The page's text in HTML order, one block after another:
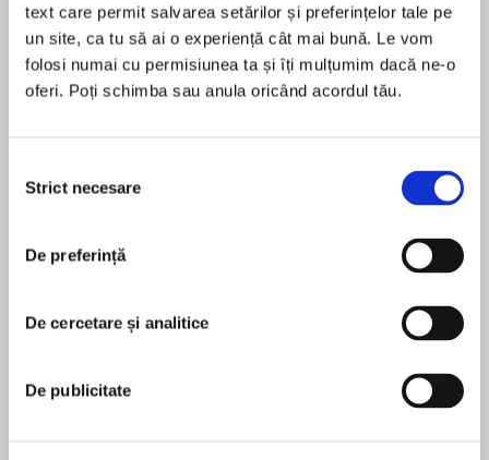
text care permit salvarea setărilor și preferințelor tale pe
un site, ca tu să ai o experiență cât mai bună. Le vom
folosi numai cu permisiunea ta și îți mulțumim dacă ne-o
oferi. Poți schimba sau anula oricând acordul tău.
consimțământului
Strict necesare
De preferință
De cercetare și analitice
De publicitate
Desprecarte
For readers of This Is How It Ends and All the
devastating consequences of a mass shooting
for one girl and her close-knit family, from Faith
Gardner, acclaimed author of Girl on the Line.
continue celebrating in the face of relentless
How dare we? But then . . . what else is there to
În acest moment nu există recenzii
Faith Gardner
Faith Gardner is the author of Girl on the Line,The
Second Life of Ava Rivers, and Perdita. Her short